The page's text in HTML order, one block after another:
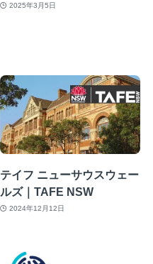
2025年3月5日
テイフ ニューサウスウェー
ルズ｜TAFE NSW
2024年12月12日